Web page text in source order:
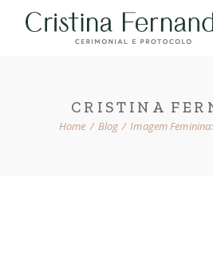
CRISTINA
Home Blog Imagem